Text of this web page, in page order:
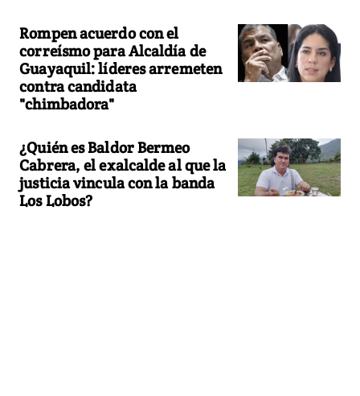
Rompen acuerdo con el
correísmo para Alcaldía de
Guayaquil: líderes arremeten
contra candidata
"chimbadora"
¿Quién es Baldor Bermeo
Cabrera, el exalcalde al que la
justicia vincula con la banda
Los Lobos?